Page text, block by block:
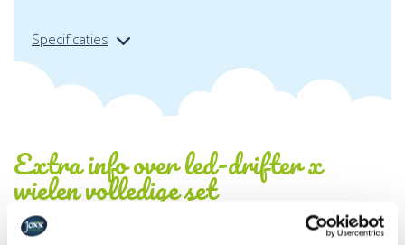
Specificaties
Extra info overled-drifter x
wielen volledige set
Heb je een nieuwe wiel nodig en een beetje een nieuwe